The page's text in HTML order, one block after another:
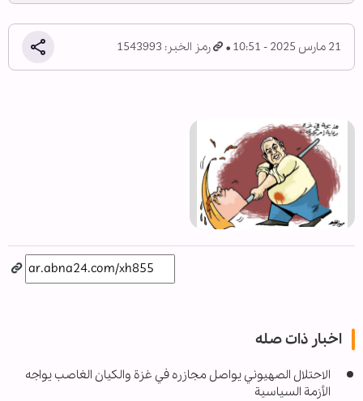
21 مارس 2025 - 10:51 رمز الخبر: 1543993
اخبار ذات صله
الاحتلال الصهيوني يواصل مجازره في غزة والكيان الغاصب يواجه
الأزمة السياسية